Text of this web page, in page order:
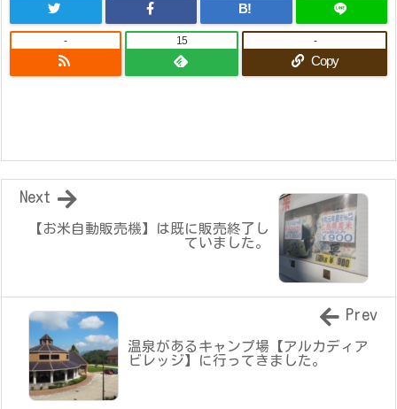
B!
- 15
Copy
-
【お米自動販売機】は既に販売終了し
ていました。
Next
温泉があるキャンプ場【アルカディア
ビレッジ】に行ってきました。
Prev